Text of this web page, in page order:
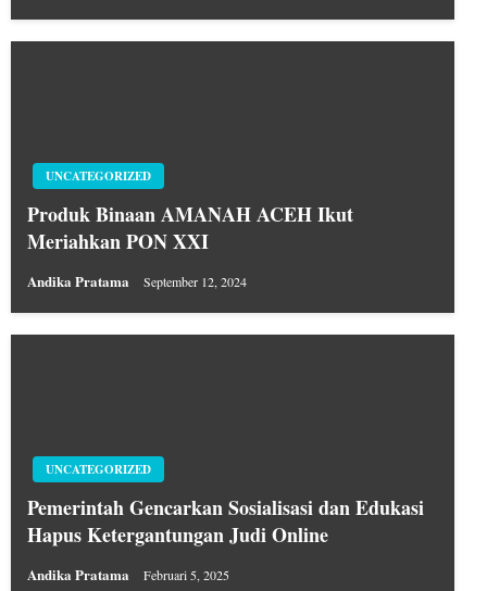
UNCATEGORIZED
Produk Binaan AMANAH ACEH Ikut
Meriahkan PON XXI
Andika Pratama September 12, 2024
UNCATEGORIZED
Pemerintah Gencarkan Sosialisasi dan Edukasi
Hapus Ketergantungan Judi Online
Andika Pratama Februari 5, 2025